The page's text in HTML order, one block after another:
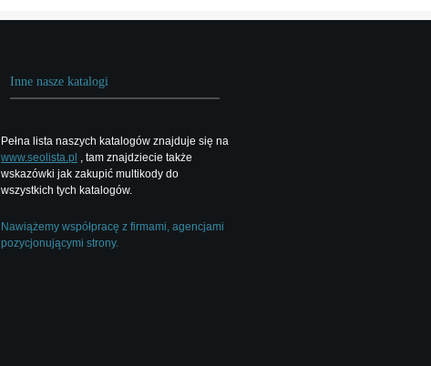
Inne nasze katalogi
Pełna lista naszych katalogów znajduje się na
www.seolista.pl , tam znajdziecie także
wskazówki jak zakupić multikody do
wszystkich tych katalogów.
Nawiążemy współpracę z firmami, agencjami
pozycjonującymi strony.